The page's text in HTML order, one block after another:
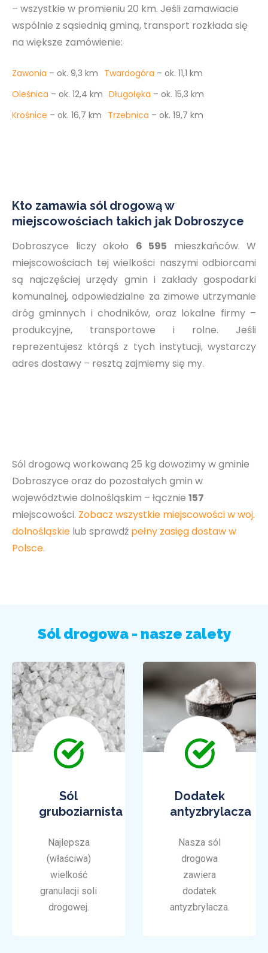
– wszystkie w promieniu 20 km. Jeśli zamawiacie
wspólnie z sąsiednią gminą, transport rozkłada się
na większe zamówienie:
Zawonia – ok. 9,3 km Twardogóra – ok. 11,1 km
Oleśnica – ok. 12,4 km Długołęka – ok. 15,3 km
Krośnice – ok. 16,7 km Trzebnica – ok. 19,7 km
Kto zamawia sól drogową w
miejscowościach takich jak Dobroszyce
Dobroszyce liczy około 6 595 mieszkańców. W
miejscowościach tej wielkości naszymi odbiorcami
są najczęściej urzędy gmin i zakłady gospodarki
komunalnej, odpowiedzialne za zimowe utrzymanie
dróg gminnych i chodników, oraz lokalne firmy –
produkcyjne, transportowe i rolne. Jeśli
reprezentujesz którąś z tych instytucji, wystarczy
adres dostawy – resztą zajmiemy się my.
Sól drogową workowaną 25 kg dowozimy w gminie
Dobroszyce oraz do pozostałych gmin w
województwie dolnośląskim – łącznie 157
miejscowości. Zobacz wszystkie miejscowości w woj.
dolnośląskie lub sprawdź pełny zasięg dostaw w
Polsce.
Sól drogowa - nasze zalety
Sól
gruboziarnista
Najlepsza
(właściwa)
wielkość
granulacji soli
drogowej.
Dodatek
antyzbrylacza
Nasza sól
drogowa
zawiera
dodatek
antyzbrylacza.